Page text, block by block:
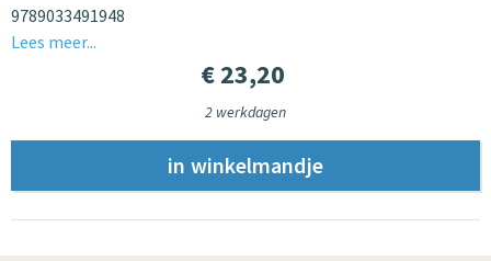
9789033491948
Lees meer...
€ 23,20
2 werkdagen